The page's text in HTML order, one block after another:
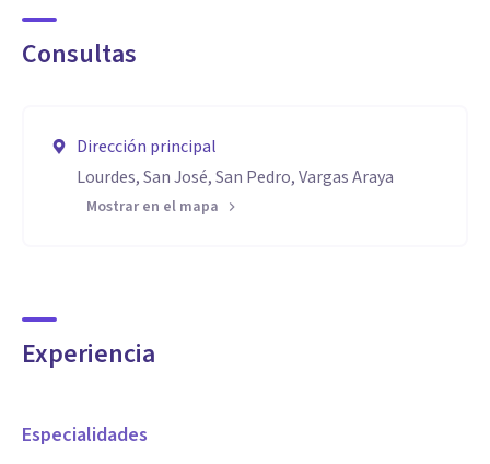
Consultas
Dirección principal
Lourdes, San José, San Pedro, Vargas Araya
Mostrar en el mapa
Experiencia
Especialidades